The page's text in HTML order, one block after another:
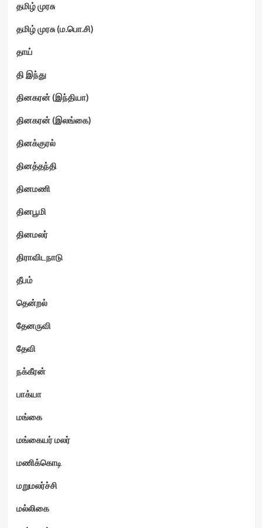
தமிழ் முரசு
தமிழ் முரசு (ம.பொ.சி)
தாய்
தி இந்து
தினகரன் (இந்தியா)
தினகரன் (இலங்கை)
தினக்குரல்
தினத்தந்தி
தினமணி
தினபூமி
தினமலர்
திராவிடநாடு
தீபம்
தென்றல்
தேனருவி
தேவி
நக்கீரன்
பாக்யா
மங்கை
மங்கையர் மலர்
மணிக்கொடி
மறுமலர்ச்சி
மல்லிகை